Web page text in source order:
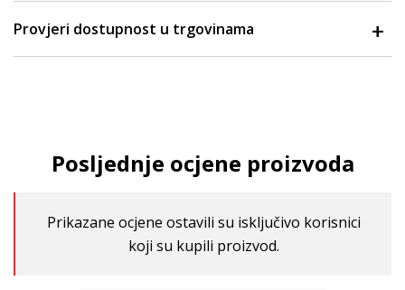
Provjeri dostupnost u trgovinama
Posljednje ocjene proizvoda
Prikazane ocjene ostavili su isključivo korisnici
koji su kupili proizvod.